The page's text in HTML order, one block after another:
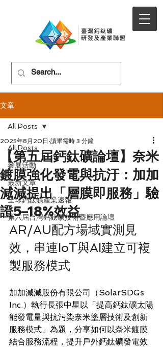
文章
All Posts
參展活動
最新文章
全球鈣鈦礦產業速報
第六屆台灣鈣鈦礦技術暨應用論壇
All Posts
【第五屆鈣鈦礦論壇】奈米
鍍膜強化發電與抗汙：加加
減減提出「層膜即服務」驗
證5–18%效益
2025年8月20日 讀畢需時 3 分鐘
AR/AU配方場域實測見
效，串連IoT與AI建立可複
製服務模式
加加減減股份有限公司（SolarSDGs
Inc.）執行長張中星以「提高鈣鈦礦太陽
能發電量與抗污染奈米塗層技術及創新
服務模式」為題，分享如何以奈米鍍膜
結合服務流程，提升戶外鈣鈦礦發電效